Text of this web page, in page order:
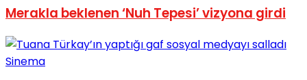
Merakla beklenen ‘Nuh Tepesi’ vizyona girdi
Sinema